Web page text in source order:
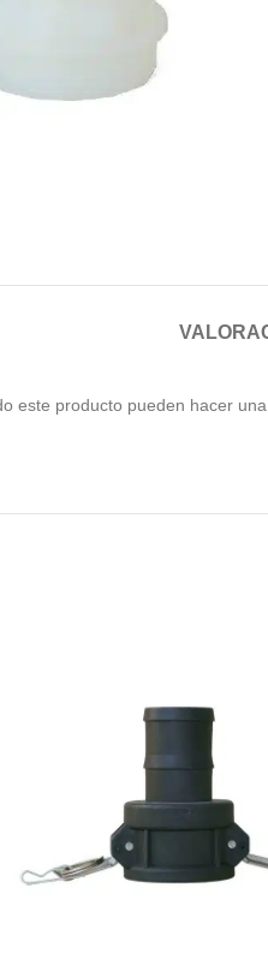
este producto pueden hacer una